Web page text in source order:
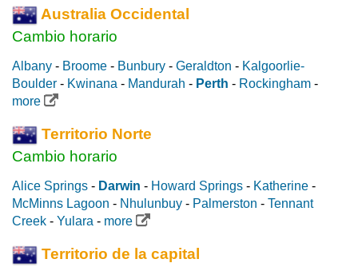
Australia Occidental
Cambio horario
Albany - Broome - Bunbury - Geraldton - Kalgoorlie-
Boulder - Kwinana - Mandurah - Perth - Rockingham -
more
Territorio Norte
Cambio horario
Alice Springs - Darwin - Howard Springs - Katherine -
McMinns Lagoon - Nhulunbuy - Palmerston - Tennant
Creek - Yulara - more
Territorio de la capital